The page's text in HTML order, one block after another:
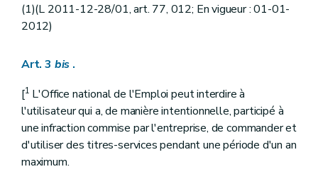
(1)(L 2011-12-28/01, art. 77, 012; En vigueur : 01-01-
2012)
Art. 3 bis .
[1 L'Office national de l'Emploi peut interdire à
l'utilisateur qui a, de manière intentionnelle, participé à
une infraction commise par l'entreprise, de commander et
d'utiliser des titres-services pendant une période d'un an
maximum.